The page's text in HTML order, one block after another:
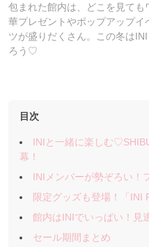
包まれた館内は、どこを見て
華プレゼントやポップアップ
ツが盛りだくさん。この冬は
ろう♡
目次
INIと一緒に楽しむ
幕！
INIメンバーが勢ぞろい！
限定グッズも登場！「INI
館内はINIでいっぱい！見
セール期間まとめ